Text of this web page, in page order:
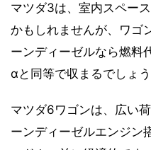
マツダ3は、室内スペー
かもしれませんが、ワゴ
ーンディーゼルなら燃料
αと同等で収まるでしょう
マツダ6ワゴンは、広い
ーンディーゼルエンジン